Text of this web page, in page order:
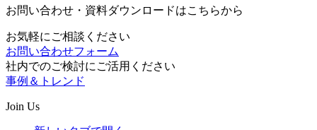
お問い合わせ・資料ダウンロードはこちらから
お気軽にご相談ください
お問い合わせフォーム
社内でのご検討にご活用ください
事例＆トレンド
Join Us